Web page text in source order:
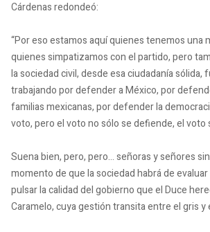
Cárdenas redondeó:
“Por eso estamos aquí quienes tenemos una
quienes simpatizamos con el partido, pero
la sociedad civil, desde esa ciudadanía sólida,
trabajando por defender a México, por
familias mexicanas, por defender la
voto, pero el voto no sólo se defiende, el voto
Suena bien, pero, pero… señoras y señores
momento de que la sociedad habrá de
pulsar la calidad del gobierno que el Duce
Caramelo, cuya gestión transita entre el gris y